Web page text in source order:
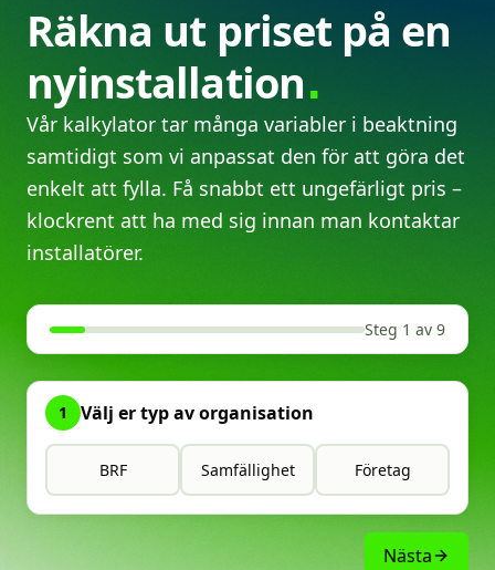
Räkna ut priset på en
nyinstallation
Vår kalkylator tar många variabler i beaktning
samtidigt som vi anpassat den för att göra det
enkelt att fylla. Få snabbt ett ungefärligt pris –
klockrent att ha med sig innan man kontaktar
installatörer.
Steg 1 av 9
1 Välj er typ av organisation
BRF Samfällighet Företag
Nästa